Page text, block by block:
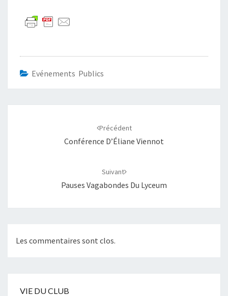
Evénements Publics
Précédent
Conférence D’Éliane Viennot
Suivant
Pauses Vagabondes Du Lyceum
Les commentaires sont clos.
VIE DU CLUB